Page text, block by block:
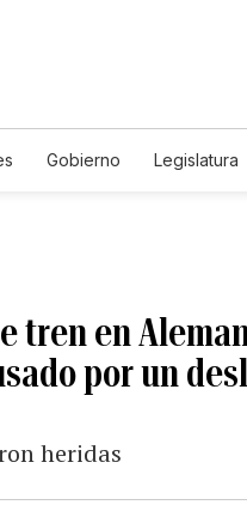
Gobierno Legislatura
tren en
por un
heridas